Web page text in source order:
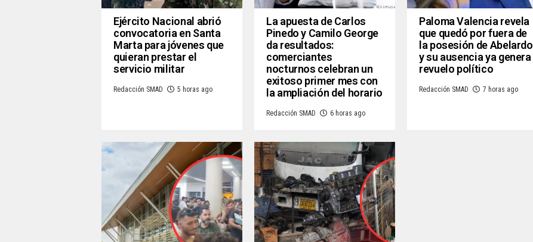
Ejército Nacional abrió
convocatoria en Santa
Marta para jóvenes que
quieran prestar el
servicio militar
Redacción SMAD 5 horas ago
La apuesta de Carlos
Pinedo y Camilo George
da resultados:
comerciantes
nocturnos celebran un
exitoso primer mes con
la ampliación del horario
Redacción SMAD 6 horas ago
Paloma Valencia revela
que quedó por fuera de
la posesión de Abelardo
y su ausencia ya genera
revuelo político
Redacción SMAD 7 horas ago